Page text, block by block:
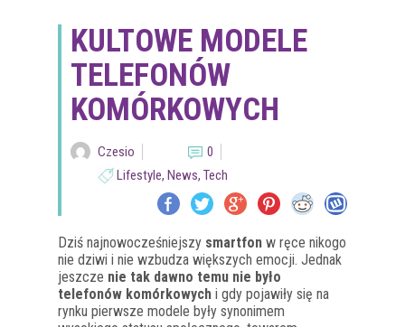
KULTOWE MODELE
TELEFONÓW
KOMÓRKOWYCH
Czesio
0
Lifestyle, News, Tech
Dziś najnowocześniejszy smartfon w ręce nikogo
nie dziwi i nie wzbudza większych emocji. Jednak
jeszcze nie tak dawno temu nie było
telefonów komórkowych i gdy pojawiły się na
rynku pierwsze modele były synonimem